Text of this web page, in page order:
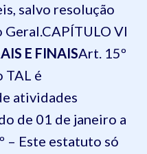
salvo resolução
Geral.CAPÍTULO VI
E FINAISArt. 15º
TAL é
atividades
de 01 de janeiro a
– Este estatuto só